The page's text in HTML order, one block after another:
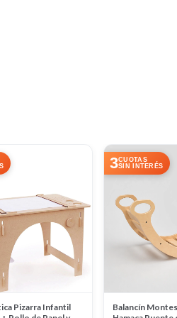
Pizarra Infantil
3CUOTAS
SIN INTERÉS
Balancín